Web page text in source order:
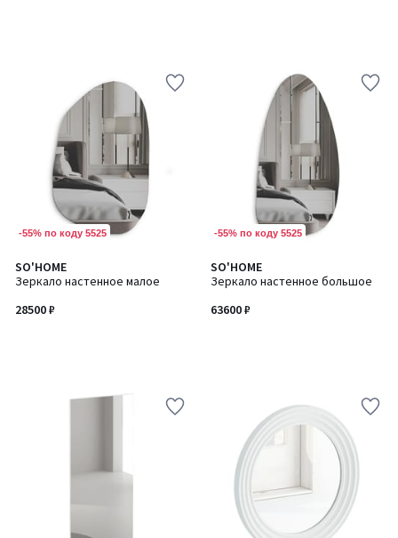
-55% по коду 5525
SO'HOME
Зеркало настенное малое
28500 ₽
-55% по коду 5525
SO'HOME
Зеркало настенное большое
63600 ₽